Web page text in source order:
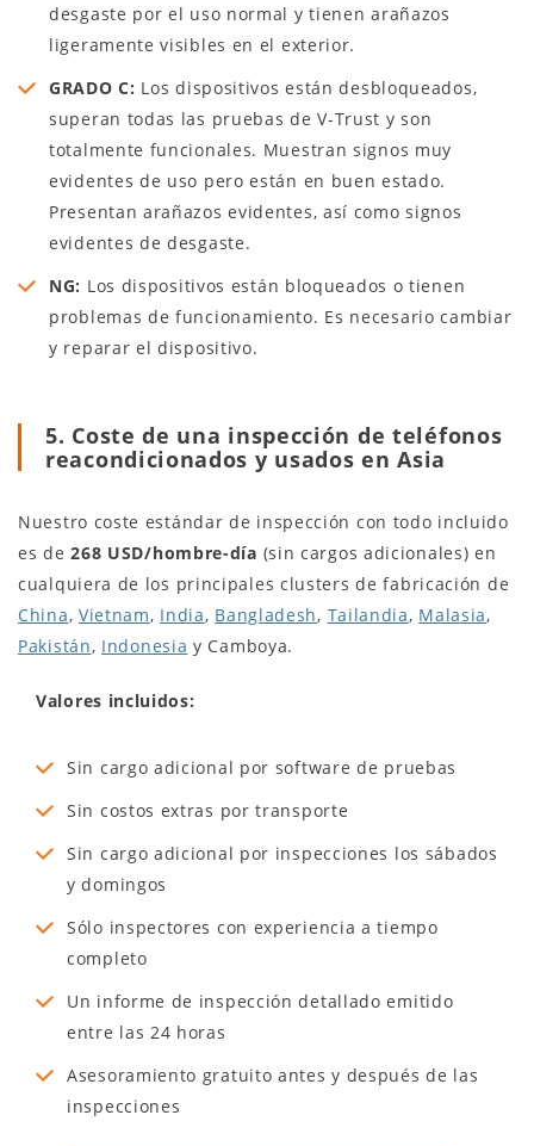
desgaste por el uso normal y tienen arañazos
ligeramente visibles en el exterior.
GRADO C: Los dispositivos están desbloqueados,
superan todas las pruebas de V-Trust y son
totalmente funcionales. Muestran signos muy
evidentes de uso pero están en buen estado.
Presentan arañazos evidentes, así como signos
evidentes de desgaste.
NG: Los dispositivos están bloqueados o tienen
problemas de funcionamiento. Es necesario cambiar
y reparar el dispositivo.
5. Coste de una inspección de teléfonos
reacondicionados y usados en Asia
Nuestro coste estándar de inspección con todo incluido
es de268 USD/hombre-día (sin cargos adicionales) en
cualquiera de los principales clusters de fabricación de
China, Vietnam, India, Bangladesh, Tailandia, Malasia,
Pakistán, Indonesia y Camboya.
Valores incluidos:
Sin cargo adicional por software de pruebas
Sin costos extras por transporte
Sin cargo adicional por inspecciones los sábados
y domingos
Sólo inspectores con experiencia a tiempo
completo
Un informe de inspección detallado emitido
entre las 24 horas
Asesoramiento gratuito antes y después de las
inspecciones